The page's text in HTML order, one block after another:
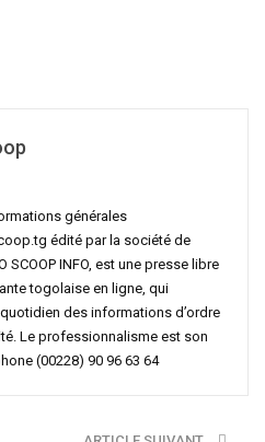
générales
édité par la société de
SCOOP INFO, est une presse libre
togolaise en ligne, qui
des informations d’ordre
Le professionnalisme est son
(00228) 90 96 63 64